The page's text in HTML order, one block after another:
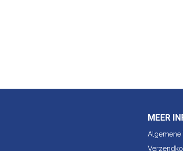
MEER
Algemene